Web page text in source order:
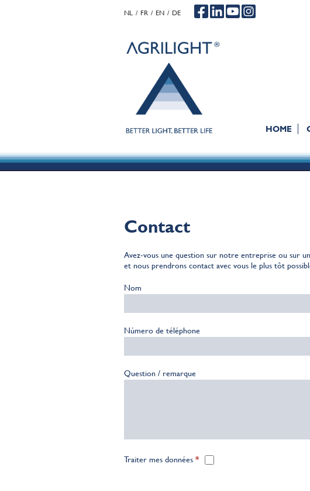
NL FR EN DE
HOME
Contact
Avez-vous une question sur notre entreprise ou sur
et nous prendrons contact avec vous le plus tôt
Nom
Número de téléphone
Question / remarque
Traiter mes données *